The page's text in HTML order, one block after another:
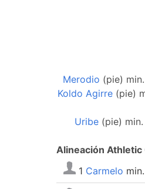
Merodio (pie)
Koldo Agirre (pie)
Uribe (pie)
Alineación Athletic
1 Carmelo